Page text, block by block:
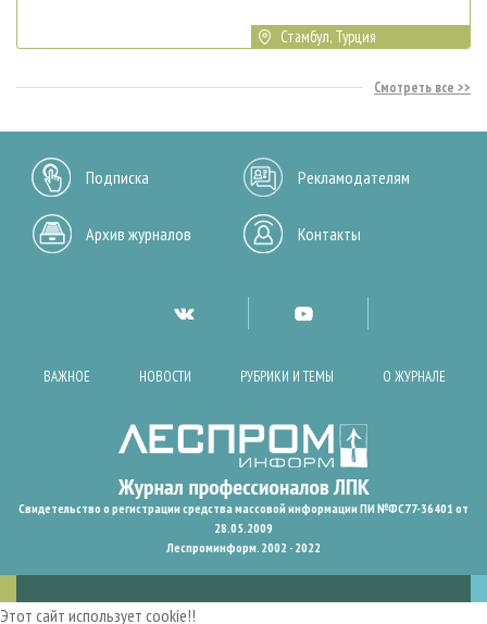
Стамбул, Турция
Смотреть все
Подписка Рекламодателям
Архив журналов Контакты
ВАЖНОЕ НОВОСТИ РУБРИКИ И ТЕМЫ О ЖУРНАЛЕ
Свидетельство о регистрации средства массовой информации ПИ №ФС77-36401 от
28.05.2009
Леспроминформ. 2002 - 2022
Этот сайт использует cookie!!